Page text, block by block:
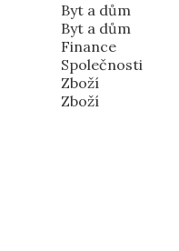
Byt a dům
Byt a dům
Finance
Společnosti
Zboží
Zboží